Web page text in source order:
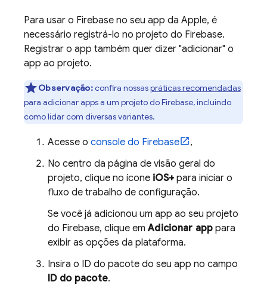
Para usar o Firebase no seu app da Apple, é
necessário registrá-lo no projeto do Firebase.
Registrar o app também quer dizer "adicionar" o
app ao projeto.
Observação:confira nossaspráticas recomendadas
para adicionar apps a um projeto do Firebase, incluindo
como lidar com diversas variantes.
Acesse o console do Firebase
,
No centro da página de visão geral do
projeto, clique no ícone iOS+para iniciar o
fluxo de trabalho de configuração.
Se você já adicionou um app ao seu projeto
do Firebase, clique emAdicionar app para
exibir as opções da plataforma.
Insira o ID do pacote do seu app no campo
ID do pacote.